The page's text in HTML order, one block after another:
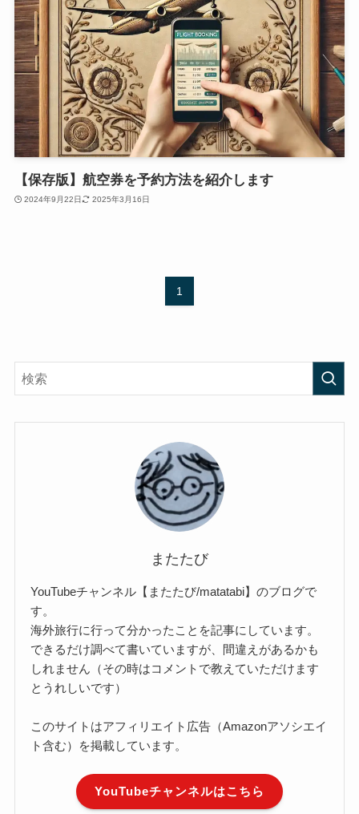
【保存版】航空券を予約方法を紹介します
2024年9月22日 2025年3月16日
1
またたび
YouTubeチャンネル【またたび/matatabi】のブログで
す。
海外旅行に行って分かったことを記事にしています。
できるだけ調べて書いていますが、間違えがあるかも
しれません（その時はコメントで教えていただけます
とうれしいです）
このサイトはアフィリエイト広告（Amazonアソシエイ
ト含む）を掲載しています。
YouTubeチャンネルはこちら